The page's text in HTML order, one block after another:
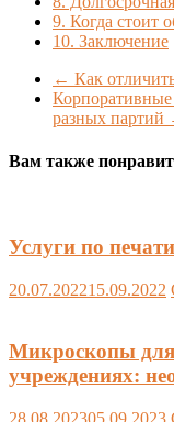
9. Когда стоит
10. Заключение
← Как
Корпоративные
разных партий
Вам также
Услуги по
20.07.202215.09.2022
Микроскопы для
учреждениях: